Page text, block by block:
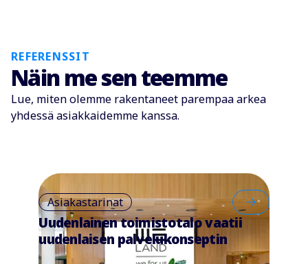
REFERENSSIT
Näin me sen teemme
Lue, miten olemme rakentaneet parempaa arkea
yhdessä asiakkaidemme kanssa.
Asiakastarinat
Uudenlainen toimistotalo vaatii
uudenlaisen palvelukonseptin